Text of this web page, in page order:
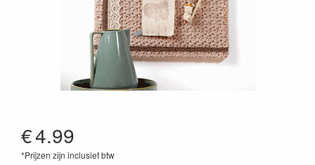
€4.99
*Prijzen zijn inclusief btw